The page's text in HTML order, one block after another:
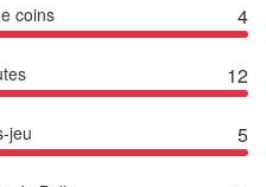
coins 4
12
jeu 5